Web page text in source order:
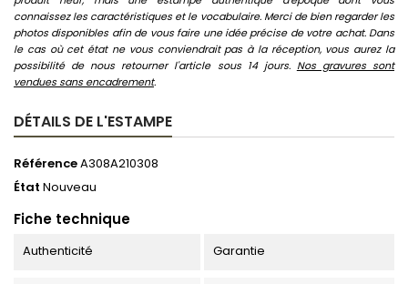
connaissez les caractéristiques et le vocabulaire. Merci de bien regarder les
photos disponibles afin de vous faire une idée précise de votre achat. Dans
le cas où cet état ne vous conviendrait pas à la réception, vous aurez la
possibilité de nous retourner l'article sous 14 jours. Nos gravures sont
vendues sans encadrement.
DÉTAILS DE L'ESTAMPE
RéférenceA308A210308
État Nouveau
Fiche technique
Authenticité Garantie